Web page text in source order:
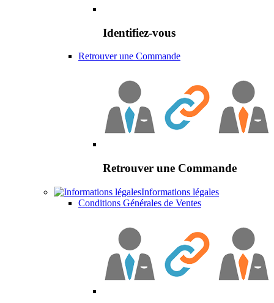
Identifiez-vous
Retrouver une Commande
Retrouver une Commande
Informations légales
Conditions Générales de Ventes